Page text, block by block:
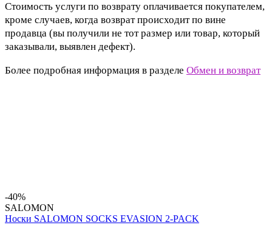
Стоимость услуги по возврату оплачивается покупателем,
кроме случаев, когда возврат происходит по вине
продавца (вы получили не тот размер или товар, который
заказывали, выявлен дефект).
Более подробная информация в разделе Обмен и возврат
-40%
SALOMON
Носки SALOMON SOCKS EVASION 2-PACK